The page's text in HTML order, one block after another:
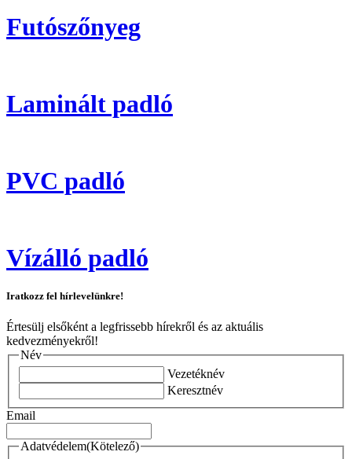
Futószőnyeg
Laminált padló
PVC padló
Vízálló padló
Iratkozz fel hírlevelünkre!
Értesülj elsőként a legfrissebb hírekről és az aktuális
kedvezményekről!
Név
Vezetéknév
Keresztnév
Email
Adatvédelem(Kötelező)